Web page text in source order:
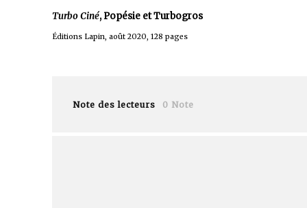
Turbo Ciné, Popésie et Turbogros
Éditions Lapin, août 2020, 128 pages
Note des lecteurs 0 Note